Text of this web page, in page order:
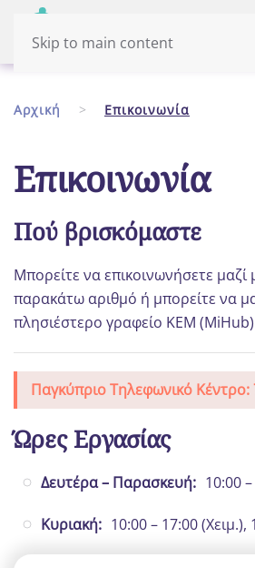
Skip to main content
Αρχική Επικοινωνία
Επικοινωνία
Πού βρισκόμαστε
Μπορείτε να επικοινωνήσετε
παρακάτω αριθμό ή μπορείτε να
πλησιέστερο γραφείο ΚΕΜ
Παγκύπριο Τηλεφωνικό Κέντρο:
Ώρες Εργασίας
Δευτέρα – Παρασκευή: 10:00
Κυριακή: 10:00 – 17:00